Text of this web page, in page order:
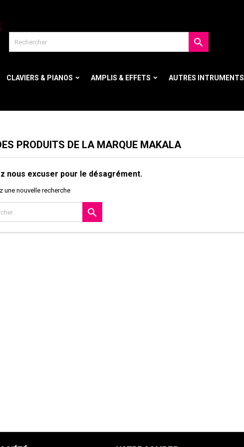

CLAVIERS & PIANOS AMPLIS & EFFETS AUTRES INTRUMENTS
PRODUITS DE LA MARQUE MAKALA
nous excuser pour le désagrément.
une nouvelle recherche
